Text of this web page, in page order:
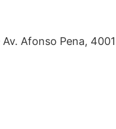
Afonso Pena, 4001